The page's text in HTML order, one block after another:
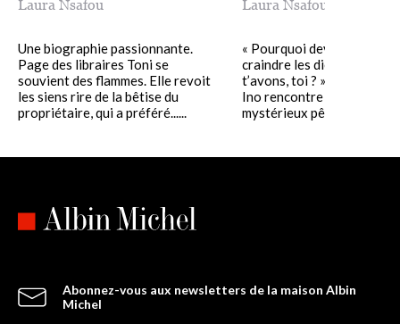
Laura Nsafou
Une biographie passionnante.
Page des libraires Toni se
souvient des flammes. Elle revoit
les siens rire de la bêtise du
propriétaire, qui a préféré......
Laura Nsafou
« Pourquoi devrions-nous
craindre les dieux quand
t’avons, toi ? » Sur l’île de
Ino rencontre Salif, un
mystérieux pêcheur, qui
Abonnez-vous aux newsletters de la maison Albin
Michel